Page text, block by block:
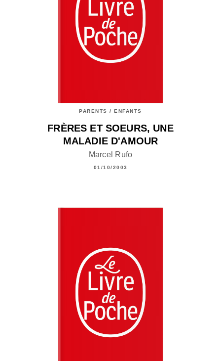
PARENTS / ENFANTS
FRÈRES ET SOEURS, UNE
MALADIE D'AMOUR
Marcel Rufo
01/10/2003